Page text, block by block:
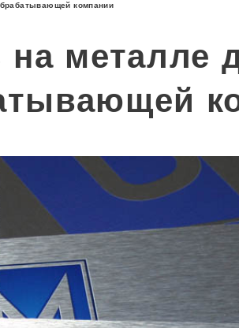
компании
на металле